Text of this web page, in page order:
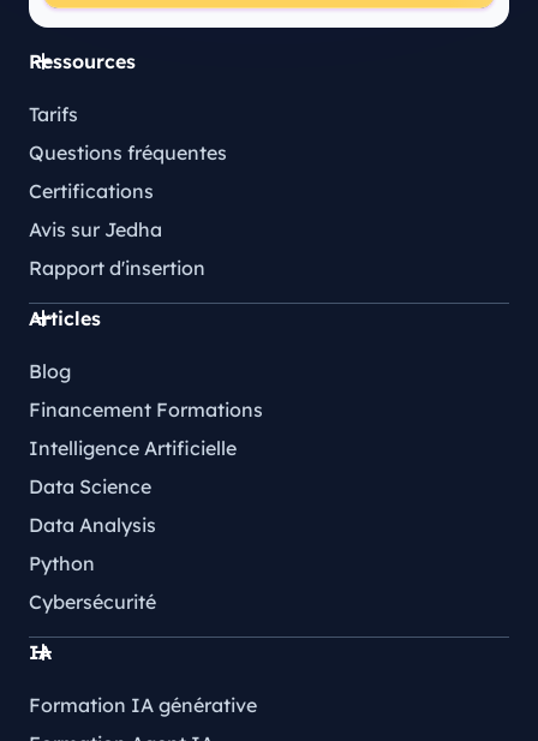
Ressources
Tarifs
Questions fréquentes
Certifications
Avis sur Jedha
Rapport d'insertion
Articles
Blog
Financement Formations
Intelligence Artificielle
Data Science
Data Analysis
Python
Cybersécurité
IA
Formation IA générative